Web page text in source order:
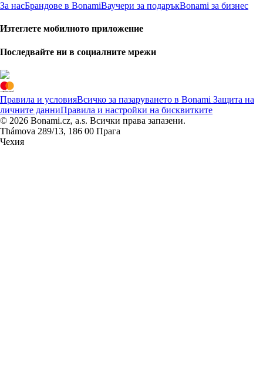
За насБрандове в BonamiВаучери за подаръкBonami за бизнес
Изтеглете мобилното приложение
Последвайте ни в социалните мрежи
Правила и условияВсичко за пазаруването в Bonami Защита на
личните данниПравила и настройки на бисквитките
© 2026 Bonami.cz, a.s. Всички права запазени.
Thámova 289/13, 186 00 Прага
Чехия